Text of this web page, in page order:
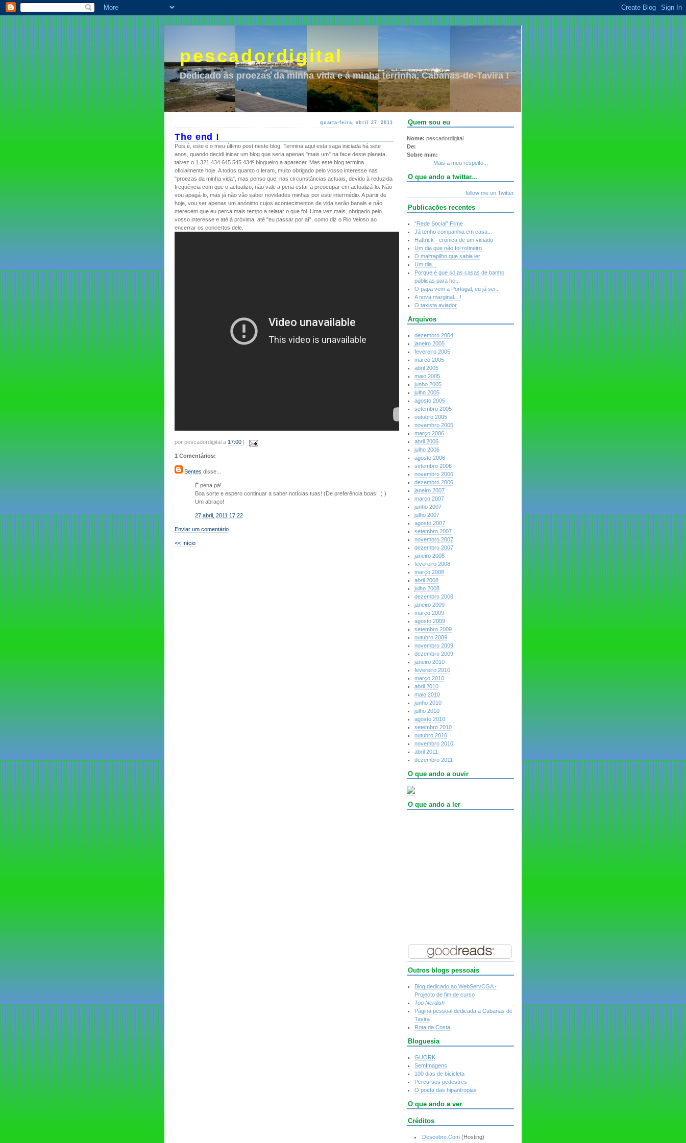
pescadordigital
Dedicado às proezas da minha vida e á minha terrinha, Cabanas-de-Tavira !
quarta-feira, abril 27, 2011
The end !
Pois é, este é o meu último post neste blog. Termina aqui esta saga iniciada há sete
anos, quando decidi inicar um blog que seria apenas "mais um" na face deste planeta,
talvez o 1 321 434 645 545 434º blogueiro a aparecer. Mas este blog termina
oficialmente hoje. A todos quanto o leram, muito obrigado pelo vosso interesse nas
"proezas da minha vida", mas penso que, nas circunstâncias actuais, devido à reduzida
frequência com que o actualizo, não vale a pena estar a preocupar em actualizá-lo. Não
vou apagá-lo, mas já não vão saber novidades minhas por este intermédio. A partir de
hoje, vou ser apenas um anónimo cujos acontecimentos de vida serão banais e não
merecem que eu perca mais tempo a relatar o que foi. Uma vez mais, obrigado pelo
vosso interesse e até à próxima, até "eu passar por aí", como diz o Rio Veloso ao
encerrar os concertos dele.
por pescadordigital a 17:00 |
1 Comentários:
Bentes disse...
É pena pá!
Boa sorte e espero continuar a saber notícias tuas! (De preferência boas! :) )
Um abraço!
27 abril, 2011 17:22
Enviar um comentário
<< Início
Quem sou eu
Nome: pescadordigital
De:
Sobre mim:
Mais a meu respeito...
O que ando a twittar...
follow me on Twitter
Publicações recentes
"Rede Social" Filme
Já tenho companhia em casa...
Hattrick - crónica de um viciado
Um dia que não foi rotineiro
O maltrapilho que sabia ler
Um dia...
Porque é que só as casas de banho
públicas para ho...
O papa vem a Portugal, eu já sei...
A nova marginal... !
O taxista aviador
Arquivos
dezembro 2004
janeiro 2005
fevereiro 2005
março 2005
abril 2005
maio 2005
junho 2005
julho 2005
agosto 2005
setembro 2005
outubro 2005
novembro 2005
março 2006
abril 2006
julho 2006
agosto 2006
setembro 2006
novembro 2006
dezembro 2006
janeiro 2007
março 2007
junho 2007
julho 2007
agosto 2007
setembro 2007
novembro 2007
dezembro 2007
janeiro 2008
fevereiro 2008
março 2008
abril 2008
julho 2008
dezembro 2008
janeiro 2009
março 2009
agosto 2009
setembro 2009
outubro 2009
novembro 2009
dezembro 2009
janeiro 2010
fevereiro 2010
março 2010
abril 2010
maio 2010
junho 2010
julho 2010
agosto 2010
setembro 2010
outubro 2010
novembro 2010
abril 2011
dezembro 2011
O que ando a ouvir
O que ando a ler
Outros blogs pessoais
Blog dedicado ao WebServCGA -
Projecto de fim de curso
Too Nerdish
Página pessoal dedicada a Cabanas de
Tavira
Rota da Costa
Bloguesia
GUORK
SemImagens
100 dias de bicicleta
Percursos pedestres
O poeta das hipantropias
O que ando a ver
Créditos
Descobre.Com (Hosting)